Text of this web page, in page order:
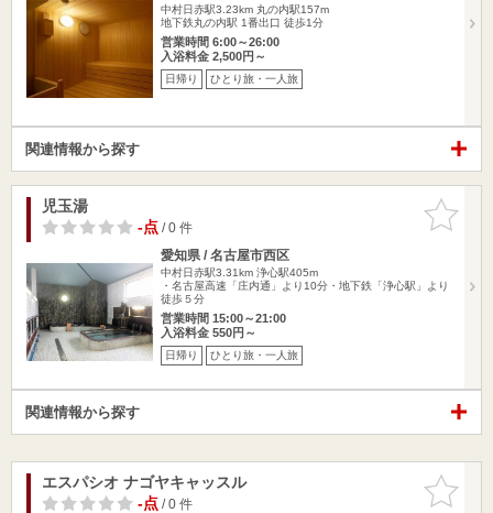
中村日赤駅3.23km 丸の内駅157m
地下鉄丸の内駅 1番出口 徒歩1分
営業時間 6:00～26:00
入浴料金 2,500円～
日帰り ひとり旅・一人旅
関連情報から探す
お気に入
りに追加
児玉湯
-点/ 0 件
愛知県 / 名古屋市西区
中村日赤駅3.31km 浄心駅405m
・名古屋高速「庄内通」より10分・地下鉄「浄心駅」より
徒歩５分
営業時間 15:00～21:00
入浴料金 550円～
日帰り ひとり旅・一人旅
関連情報から探す
お気に入
りに追加
エスパシオ ナゴヤキャッスル
-点/ 0 件